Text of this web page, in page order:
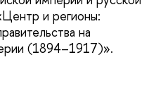
и регионы:
на
(1894–1917)».